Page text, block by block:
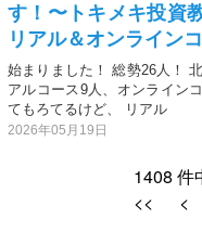
す！〜トキメキ投資
リアル＆オンラインコ
始まりました！ 総勢26人！
アルコース9人、オンライン
てもろてるけど、 リアル
2026年05月19日
1408 件
<< <